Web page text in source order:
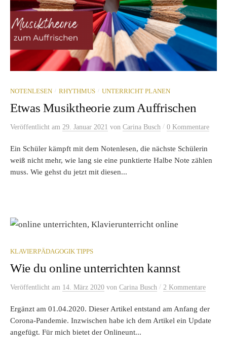
NOTENLESEN / RHYTHMUS / UNTERRICHT PLANEN
Etwas Musiktheorie zum Auffrischen
Veröffentlicht am 29. Januar 2021 von Carina Busch / 0 Kommentare
Ein Schüler kämpft mit dem Notenlesen, die nächste Schülerin
weiß nicht mehr, wie lang sie eine punktierte Halbe Note zählen
muss. Wie gehst du jetzt mit diesen...
KLAVIERPÄDAGOGIK TIPPS
Wie du online unterrichten kannst
Veröffentlicht am 14. März 2020 von Carina Busch / 2 Kommentare
Ergänzt am 01.04.2020. Dieser Artikel entstand am Anfang der
Corona-Pandemie. Inzwischen habe ich dem Artikel ein Update
angefügt. Für mich bietet der Onlineunt...